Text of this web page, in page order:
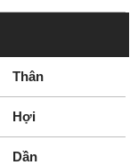
Thân
Hợi
Dần